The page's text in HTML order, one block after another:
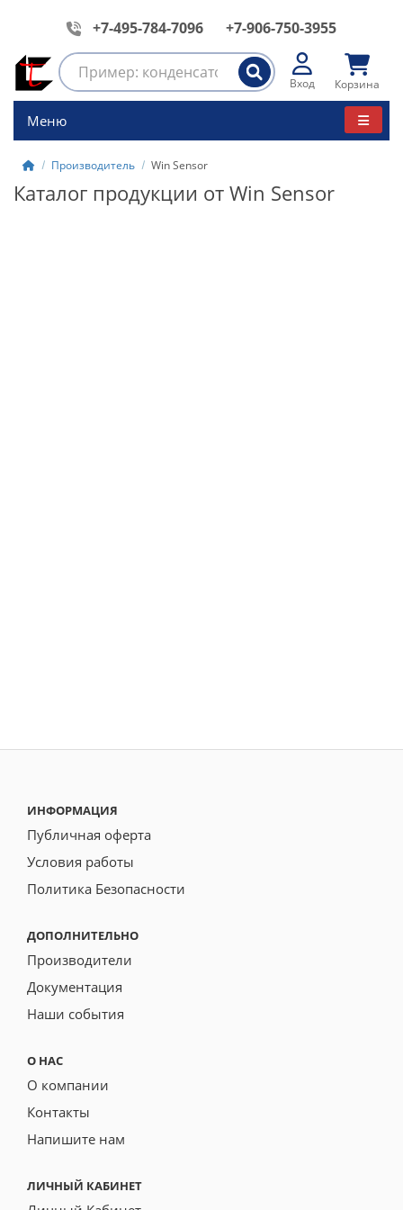
+7-495-784-7096 +7-906-750-3955
Вход Корзина
Меню
Производитель Win Sensor
Каталог продукции от Win Sensor
ИНФОРМАЦИЯ
Публичная оферта
Условия работы
Политика Безопасности
ДОПОЛНИТЕЛЬНО
Производители
Документация
Наши события
О НАС
О компании
Контакты
Напишите нам
ЛИЧНЫЙ КАБИНЕТ